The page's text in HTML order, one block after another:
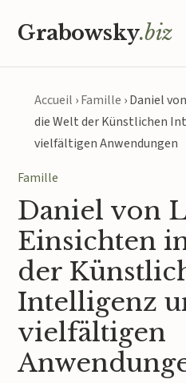
Grabowsky.biz
Accueil › Famille › Daniel
die Welt der Künstlichen
vielfältigen Anwendungen
Famille
Daniel von
Einsichten
der
Intelligenz
vielfältigen